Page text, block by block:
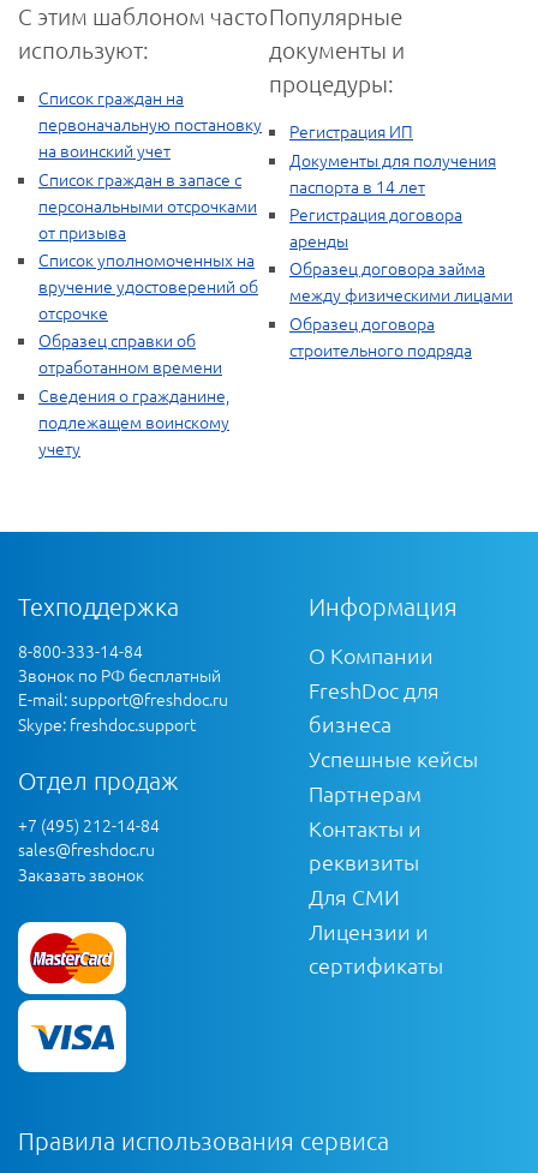
С этим шаблоном часто
используют:
Список граждан на
первоначальную постановку
на воинский учет
Список граждан в запасе с
персональными отсрочками
от призыва
Список уполномоченных на
вручение удостоверений об
отсрочке
Образец справки об
отработанном времени
Сведения о гражданине,
подлежащем воинскому
учету
Популярные
документы и
процедуры:
Регистрация ИП
Документы для получения
паспорта в 14 лет
Регистрация договора
аренды
Образец договора займа
между физическими лицами
Образец договора
строительного подряда
Техподдержка
8-800-333-14-84
Звонок по РФ бесплатный
E-mail:support@freshdoc.ru
Skype: freshdoc.support
Отдел продаж
+7 (495) 212-14-84
sales@freshdoc.ru
Заказать звонок
Информация
О Компании
FreshDoc для
бизнеса
Успешные кейсы
Партнерам
Контакты и
реквизиты
Для СМИ
Лицензии и
сертификаты
Правила использования сервиса